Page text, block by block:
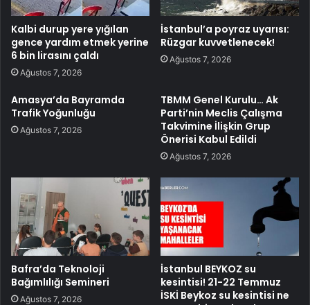
Kalbi durup yere yığılan
gence yardım etmek yerine
6 bin lirasını çaldı
Ağustos 7, 2026
İstanbul’a poyraz uyarısı:
Rüzgar kuvvetlenecek!
Ağustos 7, 2026
Amasya’da Bayramda
Trafik Yoğunluğu
Ağustos 7, 2026
TBMM Genel Kurulu… Ak
Parti’nin Meclis Çalışma
Takvimine İlişkin Grup
Önerisi Kabul Edildi
Ağustos 7, 2026
Bafra’da Teknoloji
Bağımlılığı Semineri
Ağustos 7, 2026
İstanbul BEYKOZ su
kesintisi! 21-22 Temmuz
İSKİ Beykoz su kesintisi ne